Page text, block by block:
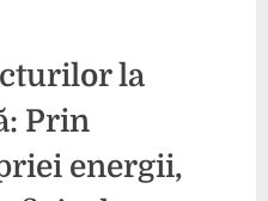
la
Prin
energii,